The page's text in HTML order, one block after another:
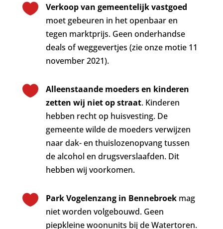

Verkoop van gemeentelijk vastgoed
moet gebeuren in het openbaar en
tegen marktprijs. Geen onderhandse
deals of weggevertjes (zie onze motie 11
november 2021).

Alleenstaande moeders en kinderen
zetten wij niet op straat. Kinderen
hebben recht op huisvesting. De
gemeente wilde de moeders verwijzen
naar dak- en thuislozenopvang tussen
de alcohol en drugsverslaafden. Dit
hebben wij voorkomen.
 Park Vogelenzang in Bennebroekmag
niet worden volgebouwd. Geen
piepkleine woonunits bij de Watertoren.